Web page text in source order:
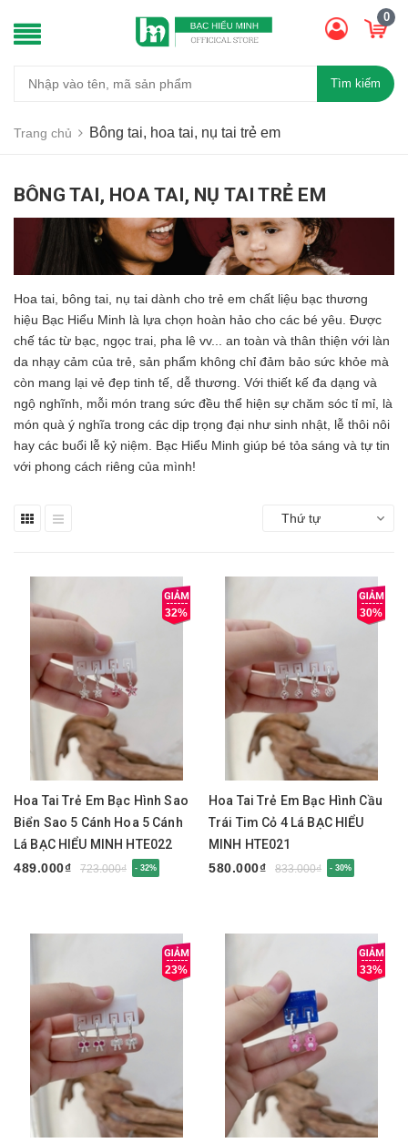
0
Tìm kiếm
Trang chủ Bông tai, hoa tai, nụ tai trẻ em
BÔNG TAI, HOA TAI, NỤ TAI TRẺ EM
Hoa tai, bông tai, nụ tai dành cho trẻ em chất liệu bạc thương
hiệu Bạc Hiểu Minh là lựa chọn hoàn hảo cho các bé yêu. Được
chế tác từ bạc, ngọc trai, pha lê vv... an toàn và thân thiện với làn
da nhạy cảm của trẻ, sản phẩm không chỉ đảm bảo sức khỏe mà
còn mang lại vẻ đẹp tinh tế, dễ thương. Với thiết kế đa dạng và
ngộ nghĩnh, mỗi món trang sức đều thể hiện sự chăm sóc tỉ mỉ, là
món quà ý nghĩa trong các dịp trọng đại như sinh nhật, lễ thôi nôi
hay các buổi lễ kỷ niệm. Bạc Hiểu Minh giúp bé tỏa sáng và tự tin
với phong cách riêng của mình!
Thứ tự
32%
Hoa Tai Trẻ Em Bạc Hình Sao
Biển Sao 5 Cánh Hoa 5 Cánh
Lá BẠC HIỂU MINH HTE022
489.000₫
723.000₫ - 32%
30%
Hoa Tai Trẻ Em Bạc Hình Cầu
Trái Tim Cỏ 4 Lá BẠC HIỂU
MINH HTE021
580.000₫
833.000₫ - 30%
23% 33%